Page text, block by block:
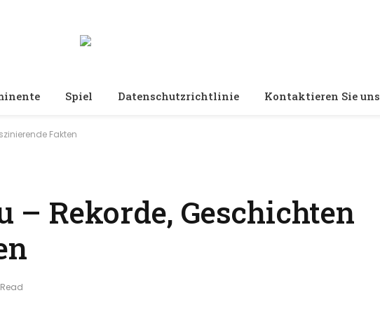
Spiel Datenschutzrichtlinie Kontaktieren Sie uns
Fakten
Rekorde, Geschichten